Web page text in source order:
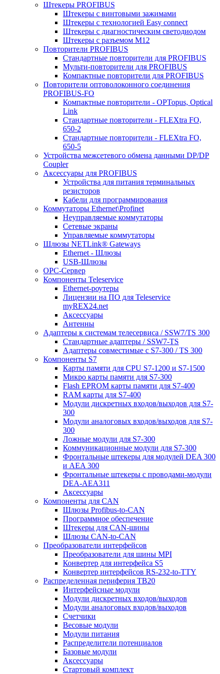
Штекеры PROFIBUS
Штекеры с винтовыми зажимами
Штекеры с технологией Easy connect
Штекеры с диагностическим светодиодом
Штекеры с разъемом М12
Повторители PROFIBUS
Стандартные повторители для PROFIBUS
Мульти-повторители для PROFIBUS
Компактные повторители для PROFIBUS
Повторители оптоволоконного соединения
PROFIBUS-FO
Компактные повторители - OPTopus, Optical
Link
Стандартные повторители - FLEXtra FO,
650-2
Стандартные повторители - FLEXtra FO,
650-5
Устройства межсетевого обмена данными DP/DP
Coupler
Аксессуары для PROFIBUS
Устройства для питания терминальных
резисторов
Кабели для программирования
Коммутаторы Ethernet\Profinet
Неуправляемые коммутаторы
Сетевые экраны
Управляемые коммутаторы
Шлюзы NETLink® Gateways
Ethernet - Шлюзы
USB-Шлюзы
ОРС-Сервер
Компоненты Teleservice
Ethernet-роутеры
Лицензии на ПО для Teleservice
myREX24.net
Аксессуары
Антенны
Адаптеры к системам телесервиса / SSW7/TS 300
Стандартные адаптеры / SSW7-TS
Адаптеры совместимые с S7-300 / TS 300
Компоненты S7
Карты памяти для CPU S7-1200 и S7-1500
Микро карты памяти для S7-300
Flash EPROM карты памяти для S7-400
RAM карты для S7-400
Модули дискретных входов/выходов для S7-
300
Модули аналоговых входов/выходов для S7-
300
Ложные модули для S7-300
Коммуникационные модули для S7-300
Фронтальные штекеры для модулей DEA 300
и AEA 300
Фронтальные штекеры с проводами-модули
DEA-AEA311
Аксессуары
Компоненты для CAN
Шлюзы Profibus-to-CAN
Программное обеспечение
Штекеры для CAN-шины
Шлюзы CAN-to-CAN
Преобразователи интерфейсов
Преобразователи для шины MPI
Конвертер для интерфейса S5
Конвертер интерфейсов RS-232-to-TTY
Распределенная периферия TB20
Интерфейсные модули
Модули дискретных входов/выходов
Модули аналоговых входов/выходов
Счетчики
Весовые модули
Модули питания
Распределители потенциалов
Базовые модули
Аксесcуары
Стартовый комплект